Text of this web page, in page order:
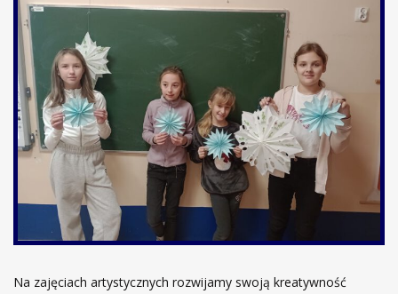
Na zajęciach artystycznych rozwijamy swoją kreatywność